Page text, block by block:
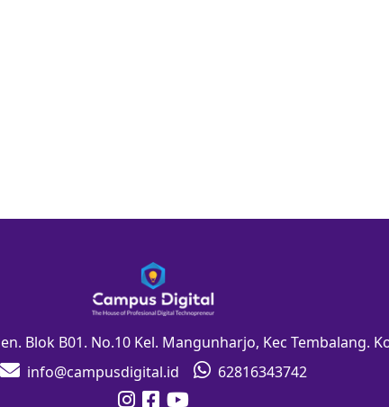
Blok B01. No.10 Kel. Mangunharjo, Kec Tembalang.
info@campusdigital.id
62816343742